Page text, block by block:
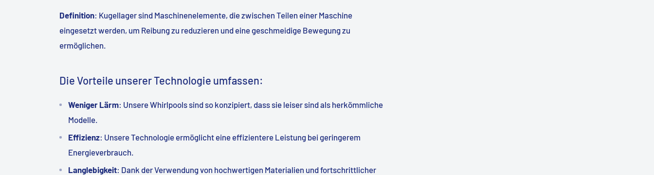
Definition: Kugellager sind Maschinenelemente, die zwischen Teilen einer Maschine
eingesetzt werden, um Reibung zu reduzieren und eine geschmeidige Bewegung zu
ermöglichen.
Die Vorteile unserer Technologie umfassen:
Weniger Lärm: Unsere Whirlpools sind so konzipiert, dass sie leiser sind als herkömmliche
Modelle.
Effizienz: Unsere Technologie ermöglicht eine effizientere Leistung bei geringerem
Energieverbrauch.
Langlebigkeit: Dank der Verwendung von hochwertigen Materialien und fortschrittlicher